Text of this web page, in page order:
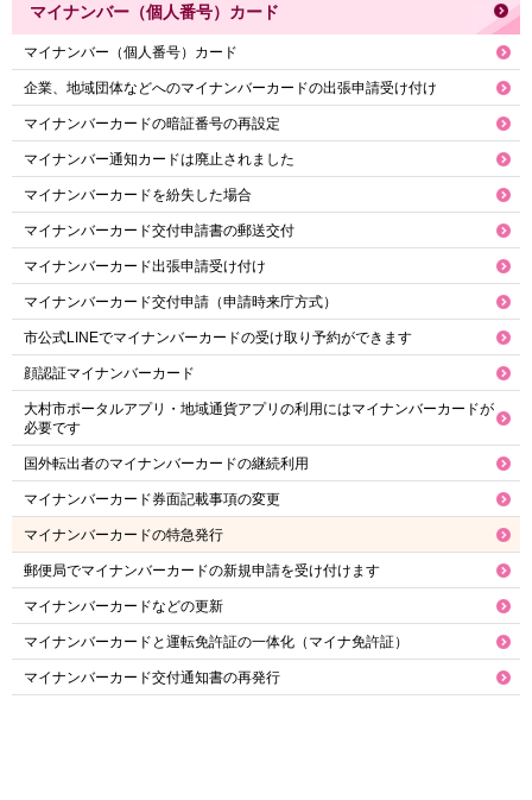
マイナンバー（個人番号）カード
マイナンバー（個人番号）カード
企業、地域団体などへのマイナンバーカードの出張申請受け付け
マイナンバーカードの暗証番号の再設定
マイナンバー通知カードは廃止されました
マイナンバーカードを紛失した場合
マイナンバーカード交付申請書の郵送交付
マイナンバーカード出張申請受け付け
マイナンバーカード交付申請（申請時来庁方式）
市公式LINEでマイナンバーカードの受け取り予約ができます
顔認証マイナンバーカード
大村市ポータルアプリ・地域通貨アプリの利用にはマイナンバーカードが
必要です
国外転出者のマイナンバーカードの継続利用
マイナンバーカード券面記載事項の変更
マイナンバーカードの特急発行
郵便局でマイナンバーカードの新規申請を受け付けます
マイナンバーカードなどの更新
マイナンバーカードと運転免許証の一体化（マイナ免許証）
マイナンバーカード交付通知書の再発行